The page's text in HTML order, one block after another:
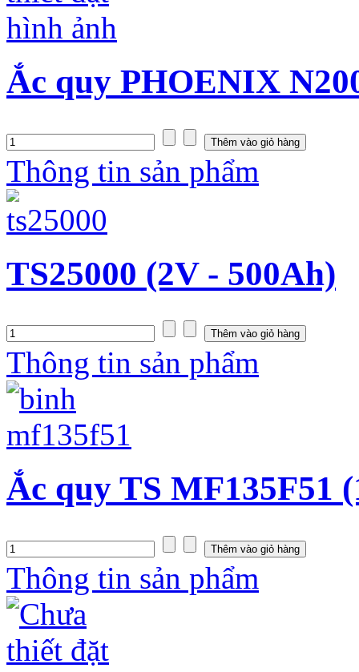
Ắc quy PHOENIX
Thông tin sản phẩm
TS25000 (2V - 500Ah)
Thông tin sản phẩm
Ắc quy TS MF135F51
Thông tin sản phẩm